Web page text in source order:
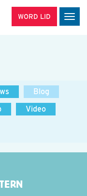
WORD LID
Blog
Video